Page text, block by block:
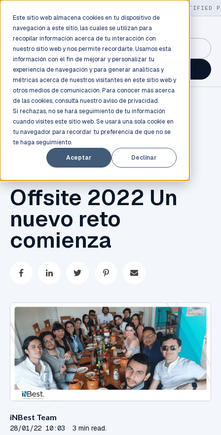
Este sitio web almacena cookies en tu dispositivo de
navegación a este sitio, las cuales se utilizan para
recopilar información acerca de tu interacción con
nuestro sitio web y nos permite recordarte. Usamos esta
información con el fin de mejorar y personalizar tu
experiencia de navegación y para generar analíticas y
métricas acerca de nuestros visitantes en este sitio web y
otros medios de comunicación. Para conocer más acerca
de las cookies, consulta nuestro aviso de privacidad.
Si rechazas, no se hará seguimiento de tu información
cuando visites este sitio web. Se usará una sola cookie en
tu navegador para recordar tu preferencia de que no se
te haga seguimiento.
Aceptar
Declinar
130+ CERTIFIED
GuidancePlex →
Talk to an engineer →
TECNOLOGÍA , INNOVACIÓN
PRODUCTIVIDAD
Offsite 2022 Un
nuevo reto
comienza
iNBest Team
28/01/22 10:03 3 min read.